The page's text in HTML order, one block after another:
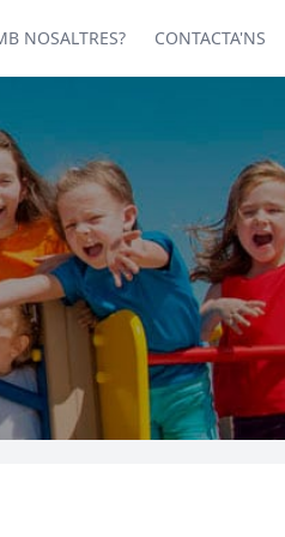
NOSALTRES? CONTACTA'NS